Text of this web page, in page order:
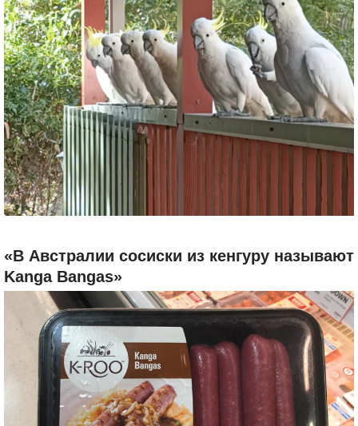
«В Австралии сосиски из кенгуру называют
Kanga Bangas»